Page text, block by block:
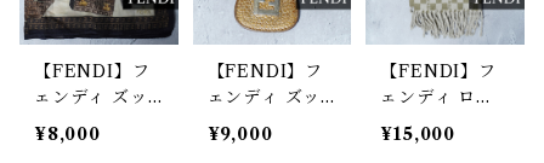
【FENDI】フ
ェンディ ズッ
カ柄・アパレル
柄ネッカチーフ
¥8,000
【FENDI】フ
ェンディ ズッ
カロゴレザーキ
ーリング gold
¥9,000
【FENDI】フ
ェンディ ロ
ゴ・チェック柄
フリンジマフラ
¥15,000